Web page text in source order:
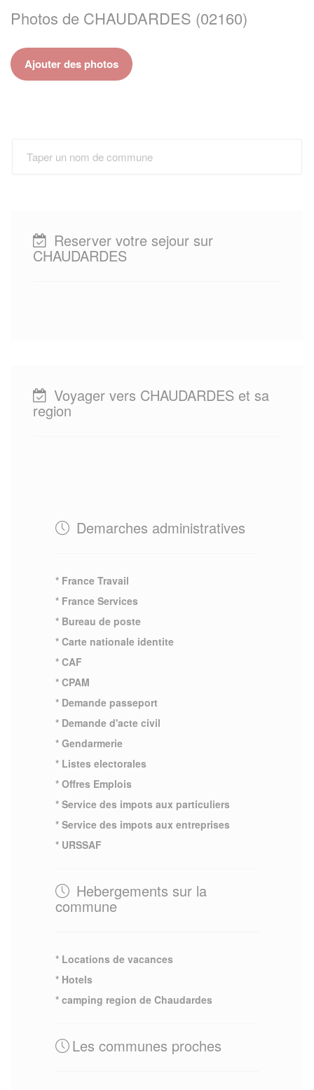
Photos de CHAUDARDES (02160)
Ajouter des photos
Reserver votre sejour sur
CHAUDARDES
Voyager vers CHAUDARDES et sa
region
Demarches administratives
* France Travail
* France Services
* Bureau de poste
* Carte nationale identite
* CAF
* CPAM
* Demande passeport
* Demande d'acte civil
* Gendarmerie
* Listes electorales
* Offres Emplois
* Service des impots aux particuliers
* Service des impots aux entreprises
* URSSAF
Hebergements sur la
commune
* Locations de vacances
* Hotels
* camping region de Chaudardes
Les communes proches